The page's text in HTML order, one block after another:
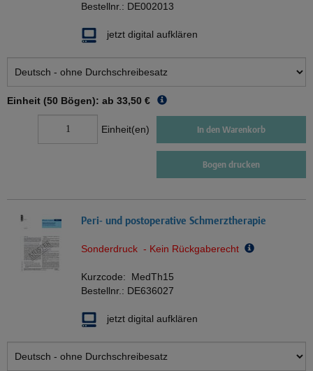
Bestellnr.: DE002013
jetzt digital aufklären
Einheit (50 Bögen): ab 33,50 €
Einheit(en) In den Warenkorb
Bogen drucken
Peri- und postoperative Schmerztherapie
Sonderdruck - Kein Rückgaberecht
Kurzcode: MedTh15
Bestellnr.: DE636027
jetzt digital aufklären